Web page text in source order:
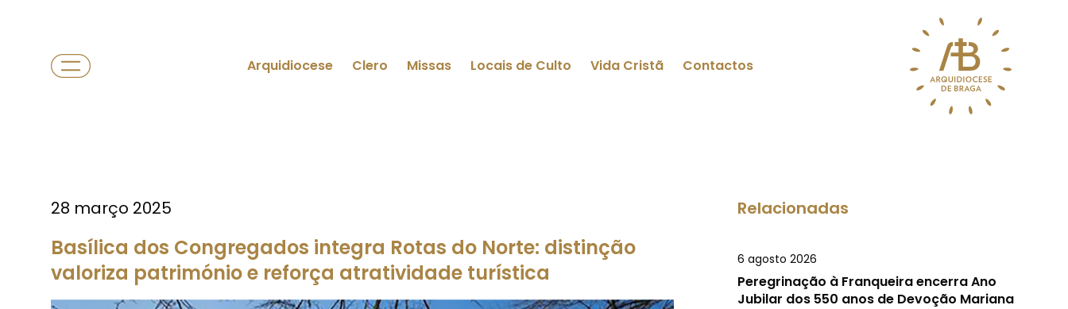
Arquidiocese Clero Missas Locais de Culto Vida Cristã Contactos
28 março 2025
Basílica dos Congregados integra Rotas do Norte: distinção
valoriza património e reforça atratividade turística
Relacionadas
6 agosto 2026
Peregrinação à Franqueira encerra Ano
Jubilar dos 550 anos de Devoção Mariana